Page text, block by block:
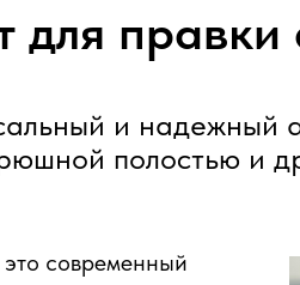
для правки
и надежный
полостью и
современный